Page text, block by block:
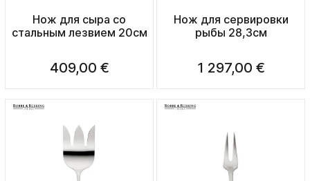
Нож для сыра со
стальным лезвием 20см
409,00 €
Нож для сервировки
рыбы 28,3см
1 297,00 €